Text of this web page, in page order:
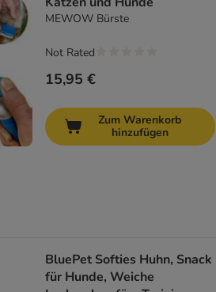
MEWOW Bürste
15,95 €
Not Rated
Zum Warenkorb
hinzufügen
BluePet Softies Huhn, Snack
für Hunde, Weiche